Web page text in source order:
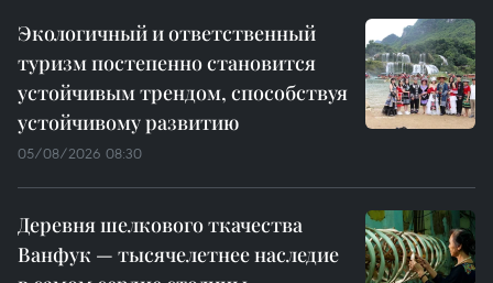
Экологичный и ответственный
туризм постепенно становится
устойчивым трендом, способствуя
устойчивому развитию
05/08/2026 08:30
Деревня шелкового ткачества
Ванфук — тысячелетнее наследие